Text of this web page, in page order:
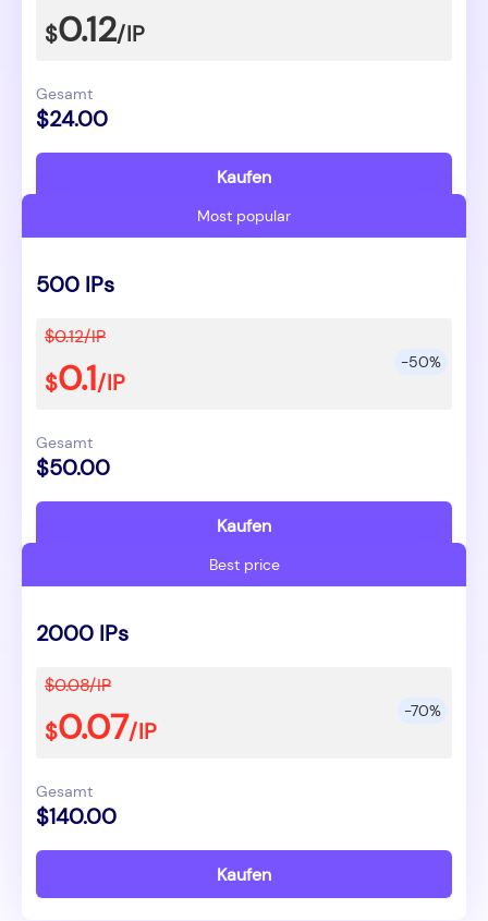
$0.12/IP
Gesamt
$24.00
Kaufen
Most popular
-50%
500 IPs
$0.12/IP
$0.1/IP
Gesamt
$50.00
Kaufen
Best price
-70%
2000 IPs
$0.08/IP
$0.07/IP
Gesamt
$140.00
Kaufen